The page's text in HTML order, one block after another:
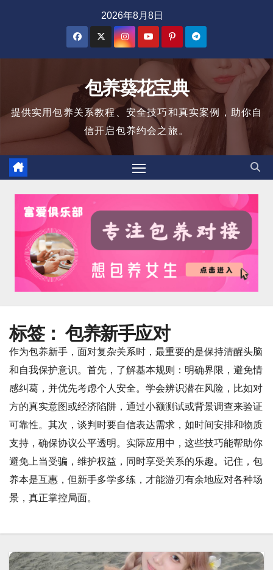
2026年8月8日
包养葵花宝典
提供实用包养关系教程、安全技巧和真实案例，助你自
信开启包养约会之旅。
标签： 包养新手应对
作为包养新手，面对复杂关系时，最重要的是保持清醒头脑
和自我保护意识。首先，了解基本规则：明确界限，避免情
感纠葛，并优先考虑个人安全。学会辨识潜在风险，比如对
方的真实意图或经济陷阱，通过小额测试或背景调查来验证
可靠性。其次，谈判时要自信表达需求，如时间安排和物质
支持，确保协议公平透明。实际应用中，这些技巧能帮助你
避免上当受骗，维护权益，同时享受关系的乐趣。记住，包
养本是互惠，但新手多学多练，才能游刃有余地应对各种场
景，真正掌控局面。